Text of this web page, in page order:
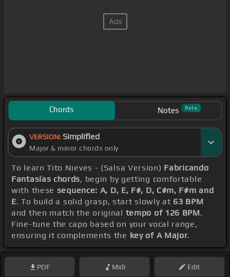
Chords Notes Beta
VERSION: Simplified
Major & minor chords only
To learn Tito Nieves - (Salsa Version) Fabricando
Fantasías chords, begin by getting comfortable
with these sequence: A, D, E, F#, D, C#m, F#m and
E. To build a solid grasp, start slowly at 63 BPM
and then match the original tempo of 126 BPM.
Fine-tune the capo based on your vocal range,
ensuring it complements the key of A Major.
PDF Midi Edit